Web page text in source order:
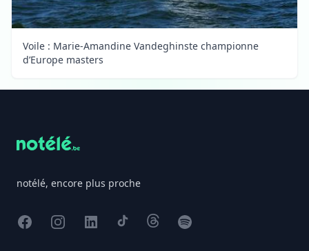
Voile : Marie-Amandine Vandeghinste championne
d’Europe masters
notélé, encore plus proche
FacebookInstagram
X TikTokThreadsSpotify